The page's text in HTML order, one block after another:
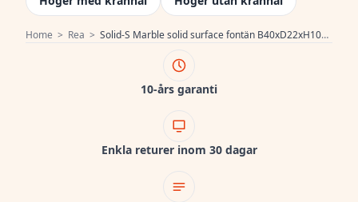
Home > Rea > Solid-S Marble solid surface fontän B40xD22xH10cm marmor matt svart vänster utan kranhål 1208954632
10-års garanti
Enkla returer inom 30 dagar